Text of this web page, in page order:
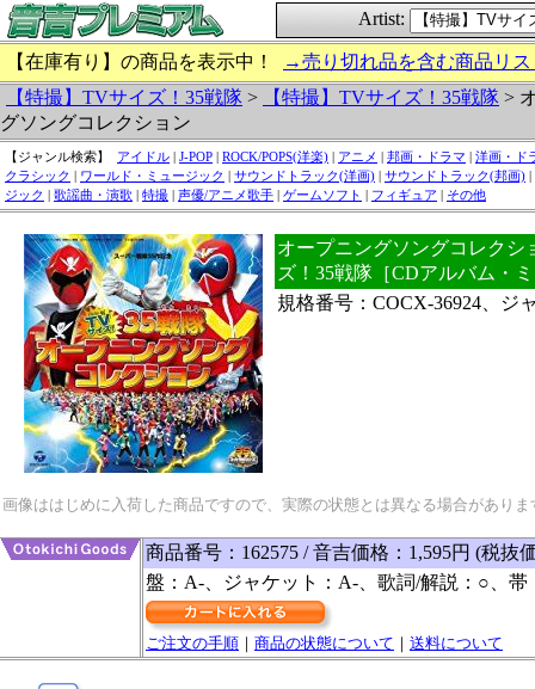
Artist:
【在庫有り】の商品を表示中！
→売り切れ品を含む商品リ
【特撮】TVサイズ！35戦隊 > 【特撮】TVサイズ！35戦隊 >
グソングコレクション
【ジャンル検索】 アイドル | J-POP | ROCK/POPS(洋楽) | アニメ | 邦画・ドラマ | 洋画・ド
クラシック | ワールド・ミュージック | サウンドトラック(洋画) | サウンドトラック(邦画) |
ジック | 歌謡曲・演歌 | 特撮 | 声優/アニメ歌手 | ゲームソフト | フィギュア | その他
オープニングソングコレク
ズ！35戦隊［CDアルバム・
規格番号：COCX-36924、ジ
画像ははじめに入荷した商品ですので、実際の状態とは異なる場合があり
商品番号：162575 / 音吉価格：1,595円 (税抜
盤：A-、ジャケット：A-、歌詞/解説：○、帯
ご注文の手順 ｜ 商品の状態について ｜ 送料について